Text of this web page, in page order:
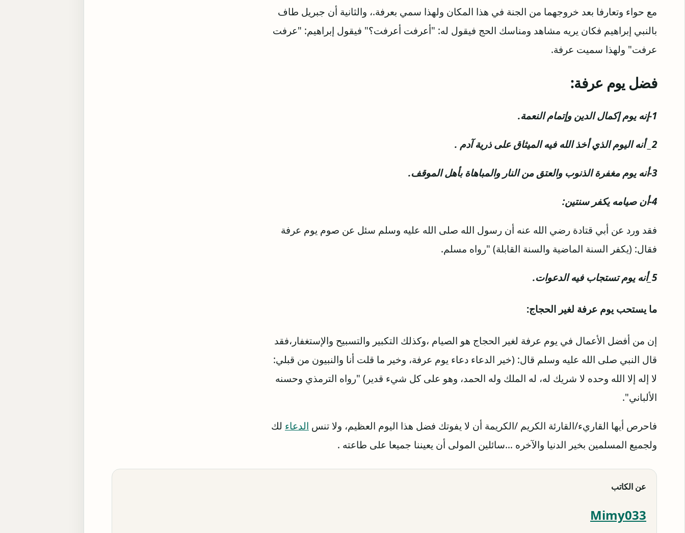
مع حواء وتعارفا بعد خروجهما من الجنة في هذا المكان ولهذا سمي بعرفة.، والثانية أن جبريل طاف
بالنبي إبراهيم فكان يريه مشاهد ومناسك الحج فيقول له: "أعرفت أعرفت؟" فيقول إبراهيم: "عرفت
عرفت" ولهذا سميت عرفة.
فضل يوم عرفة:
1-إنه يوم إكمال الدين وإتمام النعمة.
2_ أنه اليوم الذي أخذ الله فيه الميثاق على ذرية آدم .
3-أنه يوم مغفرة الذنوب والعتق من النار والمباهاة بأهل الموقف.
4-أن صيامه يكفر سنتين:
فقد ورد عن أبي قتادة رضي الله عنه أن رسول الله صلى الله عليه وسلم سئل عن صوم يوم عرفة
فقال: (يكفر السنة الماضية والسنة القابلة) "رواه مسلم.
5_أنه يوم تستجاب فيه الدعوات.
ما يستحب يوم عرفة لغير الحجاج:
إن من أفضل الأعمال في يوم عرفة لغير الحجاج هو الصيام ،وكذلك التكبير والتسبيح والإستغفار،فقد
قال النبي صلى الله عليه وسلم قال: (خير الدعاء دعاء يوم عرفة، وخير ما قلت أنا والنبيون من قبلي:
لا إله إلا الله وحده لا شريك له، له الملك وله الحمد، وهو على كل شيء قدير) "رواه الترمذي وحسنه
الألباني".
فاحرص أيها القاريء/القارئة الكريم /الكريمة أن لا يفوتك فضل هذا اليوم العظيم، ولا تنس الدعاء لك
ولجميع المسلمين بخير الدنيا والآخره …سائلين المولى أن يعيننا جميعا على طاعته .
عن الكاتب
Mimy033